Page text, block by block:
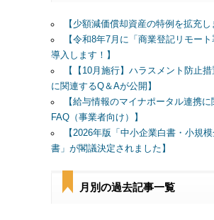
【少額減価償却資産の特例を拡充し
【令和8年7月に「商業登記リモー
導入します！】
【【10月施行】ハラスメント防止
に関連するQ＆Aが公開】
【給与情報のマイナポータル連携に
FAQ（事業者向け）】
【2026年版「中小企業白書・小規
書」が閣議決定されました】
月別の過去記事一覧